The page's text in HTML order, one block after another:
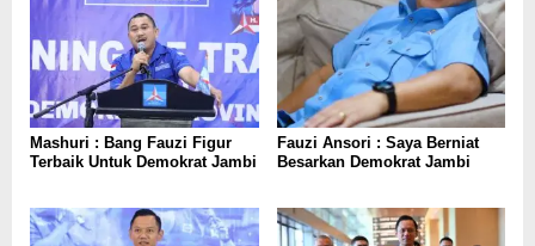
Mashuri : Bang Fauzi Figur
Terbaik Untuk Demokrat Jambi
Fauzi Ansori : Saya Berniat
Besarkan Demokrat Jambi